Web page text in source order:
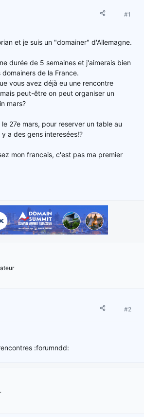
#1
et je suis un "domainer" d'Allemagne.
durée de 5 semaines et j'aimerais bien
de la France.
vous avez déjà eu une rencontre
peut-être on peut organiser un
mars?
27e mars, pour reserver un table au
a des gens interesées!?
mon francais, c'est pas ma premier
#2
:forumndd: